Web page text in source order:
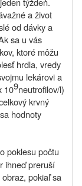
a život
od dávky a
sa u vás
ktoré môžu
hrdla, vredy
lekárovi a
109neutrofilov/l)
krvný
hodnoty
poklesu počtu
ihneď preruší
pokiaľ sa